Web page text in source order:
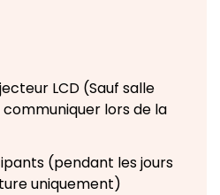
LCD (Sauf salle
lors de la
(pendant les jours
uniquement)